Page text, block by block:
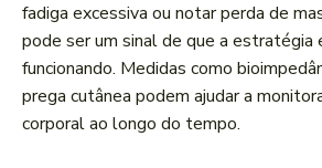
fadiga excessiva ou notar perda de
pode ser um sinal de que a estratégia
funcionando. Medidas como
prega cutânea podem ajudar a
corporal ao longo do tempo.